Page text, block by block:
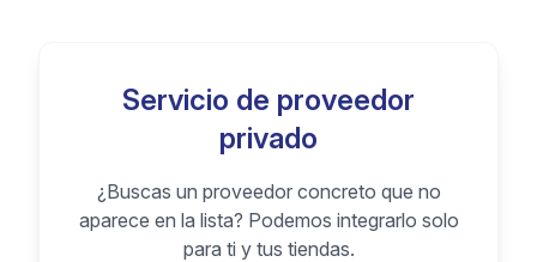
Servicio de proveedor
privado
¿Buscas un proveedor concreto que no
aparece en la lista? Podemos integrarlo solo
para ti y tus tiendas.